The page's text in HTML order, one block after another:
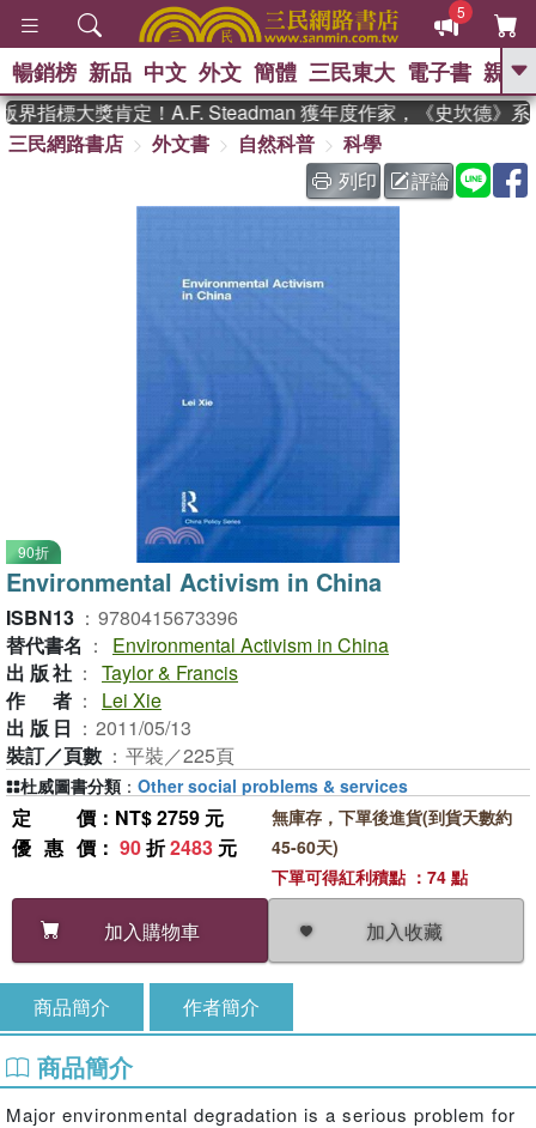
5
GO
熱搜： 東野圭吾 、
The Odyssey 、 父親節 、 如果歷
史是一群喵 、 暑期推薦 、 國際布克
暢銷榜 新品 中文 外文 簡體 三民東大 電子書 親子
指標大獎肯定！A.F. Steadman 獲年度作家，《史坎德》系
三民網路書店
外文書 自然科普
科學
列印
評論
90折
Environmental Activism in China
ISBN13 ： 9780415673396
替代書名 ：
Environmental Activism in China
出版社 ： Taylor & Francis
作者 ：
Lei Xie
出版日 ： 2011/05/13
裝訂／頁數 ： 平裝／225頁
定價 ：NT$ 2759 元
優惠價 ： 90折2483 元
加入購物車 加入收藏
無庫存，下單後進貨(到貨天數約
45-60天)
下單可得紅利積點 ：74 點
杜威圖書分類 ： Other social problems & services
商品簡介 作者簡介
商品簡介
Major environmental degradation is a serious problem for